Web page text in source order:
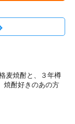
麦焼酎と、３年樽
焼酎好きのあの方